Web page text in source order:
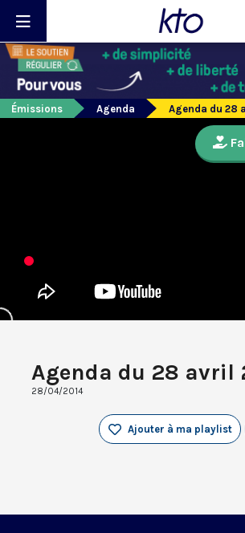
Émissions Agenda Agenda du 28
Agenda du 28 avril
28/04/2014
Ajouter à ma playlist